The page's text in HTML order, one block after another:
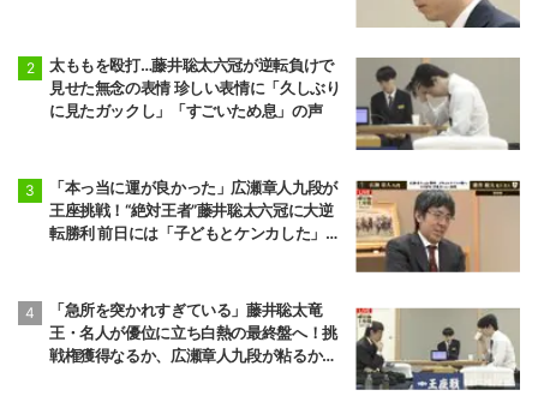
太ももを殴打…藤井聡太六冠が逆転負けで
見せた無念の表情 珍しい表情に「久しぶり
に見たガックし」「すごいため息」の声
「本っ当に運が良かった」広瀬章人九段が
王座挑戦！“絶対王者”藤井聡太六冠に大逆
転勝利 前日には「子どもとケンカした」パ
「急所を突かれすぎている」藤井聡太竜
王・名人が優位に立ち白熱の最終盤へ！挑
戦権獲得なるか、広瀬章人九段が粘るか／